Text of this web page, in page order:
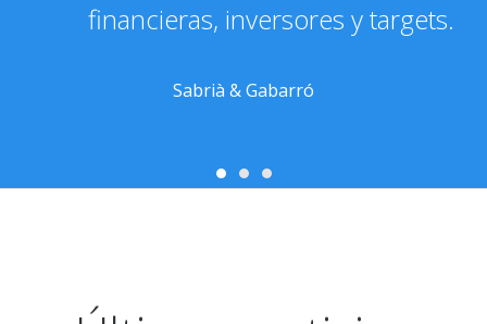
financieras, inversores y targets.
Sabrià & Gabarró